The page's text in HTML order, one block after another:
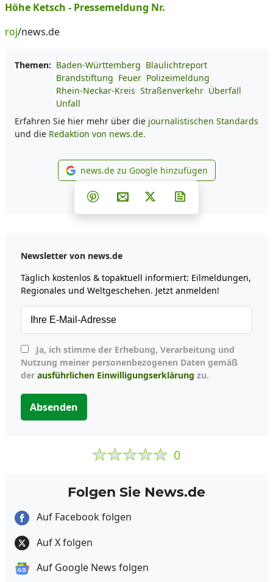
Höhe Ketsch - Pressemeldung Nr.
roj/news.de
Themen: Baden-Württemberg Blaulichtreport
Brandstiftung Feuer Polizeimeldung
Rhein-Neckar-Kreis Straßenverkehr Überfall
Unfall
Erfahren Sie hier mehr über die journalistischen Standards
und die Redaktion von news.de.
news.de zu Google
news.de zu Google hinzufügen
Teilen auf Facebook
Teilen auf Whatsapp
Teilen auf Telegram
Teilen auf Pinterest
Per E-Mail teilen
Post auf X
Newsletter von news.de
Täglich kostenlos & topaktuell informiert: Eilmeldungen,
Regionales und Weltgeschehen. Jetzt anmelden!
Nutzung meiner personenbezogenen Daten gemäß
der ausführlichen Einwilligungserklärung zu.
Absenden
0
Folgen Sie News.de
Auf Facebook folgen
Auf X folgen
Auf Google News folgen